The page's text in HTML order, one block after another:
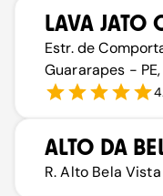
LAVA JATO
Estr. de
Guararapes -
ALTO DA
R. Alto Bela